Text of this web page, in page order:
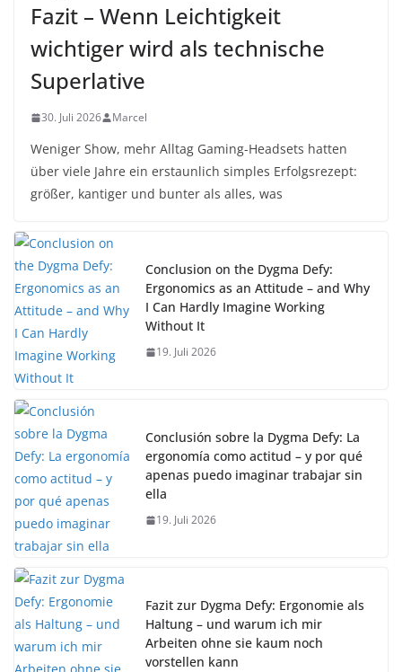
Fazit – Wenn Leichtigkeit
wichtiger wird als technische
Superlative
30. Juli 2026 Marcel
Weniger Show, mehr Alltag Gaming-Headsets hatten
über viele Jahre ein erstaunlich simples Erfolgsrezept:
größer, kantiger und bunter als alles, was
Conclusion on the Dygma Defy:
Ergonomics as an Attitude – and Why
I Can Hardly Imagine Working
Without It
19. Juli 2026
Conclusión sobre la Dygma Defy: La
ergonomía como actitud – y por qué
apenas puedo imaginar trabajar sin
ella
19. Juli 2026
Fazit zur Dygma Defy: Ergonomie als
Haltung – und warum ich mir
Arbeiten ohne sie kaum noch
vorstellen kann